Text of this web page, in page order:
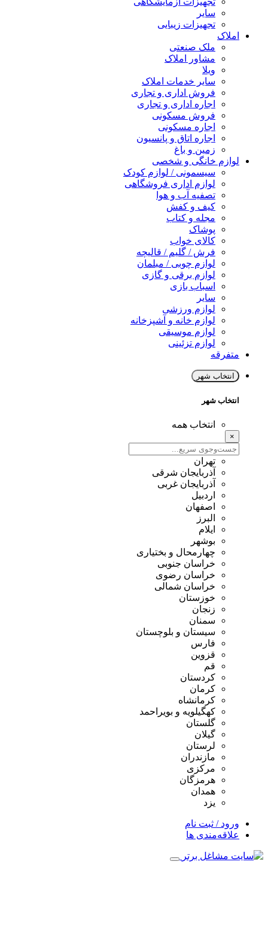
سایر
تجهیزات زیبایی
املاک
ملک صنعتی
مشاور املاک
ویلا
سایر خدمات املاک
فروش اداری و تجاری
اجاره اداری و تجاری
فروش مسکونی
اجاره مسکونی
اجاره اتاق و پانسیون
زمین و باغ
لوازم خانگی و شخصی
سیسمونی / لوازم کودک
لوازم اداری فروشگاهی
تصفیه آب و هوا
کیف و کفش
مجله و کتاب
پوشاک
کالای خواب
فرش / گلیم / قالیچه
لوازم چوبی / مبلمان
لوازم برقی و گازی
اسباب بازی
سایر
لوازم ورزشی
لوازم خانه و آشپزخانه
لوازم موسیقی
لوازم تزئینی
متفرقه
انتخاب شهر
انتخاب شهر
انتخاب همه
تهران
آذربایجان شرقی
آذربایجان غربی
اردبیل
اصفهان
البرز
ایلام
بوشهر
چهارمحال و بختیاری
خراسان جنوبی
خراسان رضوی
خراسان شمالی
خوزستان
زنجان
سمنان
سیستان و بلوچستان
فارس
قزوین
قم
کردستان
کرمان
کرمانشاه
کهگیلویه و بویراحمد
گلستان
گیلان
لرستان
مازندران
مرکزی
هرمزگان
همدان
یزد
ورود / ثبت نام
علاقه‌مندی ها